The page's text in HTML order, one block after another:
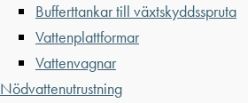
Bufferttankar till växtskyddsspruta
Vattenplattformar
Vattenvagnar
Nödvattenutrustning